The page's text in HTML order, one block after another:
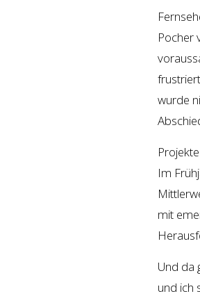
Pocher
wurde
Projekte
Im
mit
Und da
und ich